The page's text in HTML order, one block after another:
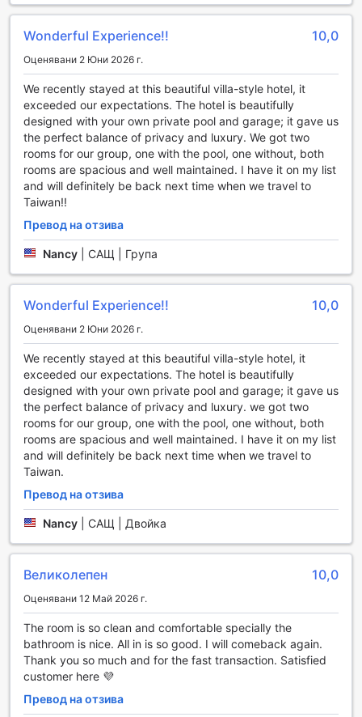
звуците на природата.
За любителите на активния отдих, градината предлага и
възможности за различни игри и занимания на открито.
Можете да се включите в игри на фризби или да
организирате пикник с приятели и семейство. H Villa Inn
е създал перфектната среда за социализиране и
забавление, което прави вашия престой не само
удобен, но и незабравим.
Удобства за комфорт и удобство в H Villa Inn
H Villa Inn в Тайнан предлага изключителни удобства,
които гарантират комфорт и безпроблемен престой на
своите гости. Безплатният Wi-Fi, наличен във всички
стаи и обществени зони, позволява на посетителите да
останат свързани с близките си или да планират
следващите си приключения в Тайван. Независимо
дали работите или просто искате да се насладите на
любимите си филми, бързият интернет е на
Хотелът предлага и удобството на експресното
настаняване и напускане, което прави процеса бърз и
лесен, без излишно чакане. За тези, които пътуват с
много багаж, услугата за съхранение на куфари е
идеално решение, позволяващо ви да разгледате града
без притеснения. Всекидневното почистване на стаите
осигурява свежест и комфорт, така че да се чувствате
като у дома си по време на вашия престой.
H Villa Inn предлага изключителни транспортни
удобства, които гарантират на гостите лесен и удобен
достъп до забележителностите на Тайнан. Хотелът
разгледате местната култура и история, без да се
притеснявате за транспорта. С професионални гидове и
предварително планирани маршрути, всяка обиколка е
уникално изживяване, което ще остави незабравими
спомени.
За тези, които предпочитат по-личен подход, H Villa Inn
предлага и таксиметрова услуга, осигурявайки лесен
достъп до всяка точка на града. Гостите могат да се
насладят на удобството на таксита, които са на
Wonderful Experience!! 10,0
Оценявани 2 Юни 2026 г.
We recently stayed at this beautiful villa-style hotel, it
exceeded our expectations. The hotel is beautifully
designed with your own private pool and garage; it gave us
the perfect balance of privacy and luxury. We got two
rooms for our group, one with the pool, one without, both
rooms are spacious and well maintained. I have it on my list
and will definitely be back next time when we travel to
Taiwan!!
Превод на отзива
Nancy САЩ | Група
Wonderful Experience!! 10,0
Оценявани 2 Юни 2026 г.
We recently stayed at this beautiful villa-style hotel, it
exceeded our expectations. The hotel is beautifully
designed with your own private pool and garage; it gave us
the perfect balance of privacy and luxury. we got two
rooms for our group, one with the pool, one without, both
rooms are spacious and well maintained. I have it on my list
and will definitely be back next time when we travel to
Taiwan.
Превод на отзива
Nancy САЩ | Двойка
Великолепен 10,0
Оценявани 12 Май 2026 г.
The room is so clean and comfortable specially the
bathroom is nice. All in is so good. I will comeback again.
Thank you so much and for the fast transaction. Satisfied
customer here 💜
Превод на отзива